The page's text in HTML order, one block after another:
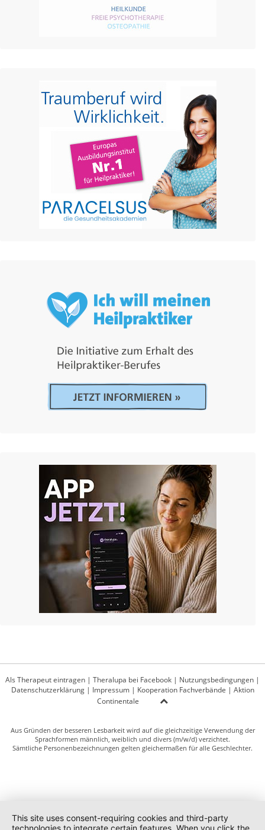
Als Therapeut eintragen | Theralupa bei Facebook | Nutzungsbedingungen |
Datenschutzerklärung| Impressum| Kooperation Fachverbände | Aktion
Continentale
Aus Gründen der besseren Lesbarkeit wird auf die gleichzeitige Verwendung der
Sprachformen männlich, weiblich und divers (m/w/d) verzichtet.
Sämtliche Personenbezeichnungen gelten gleichermaßen für alle Geschlechter.
This site uses consent-requiring cookies and third-party
technologies to integrate certain features. When you click the